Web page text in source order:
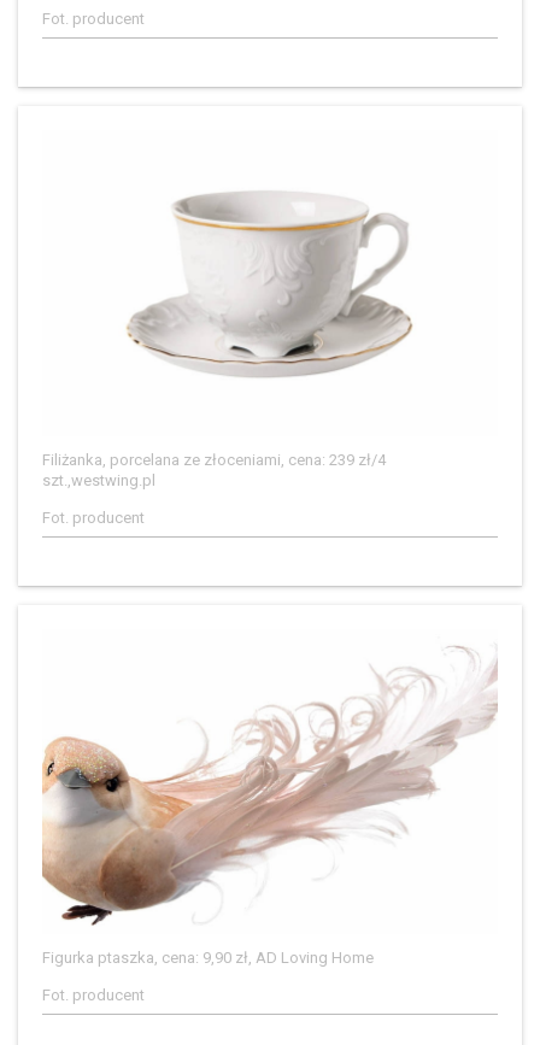
Fot. producent
Filiżanka, porcelana ze złoceniami, cena: 239 zł/4
szt.,westwing.pl
Fot. producent
Figurka ptaszka, cena: 9,90 zł, AD Loving Home
Fot. producent